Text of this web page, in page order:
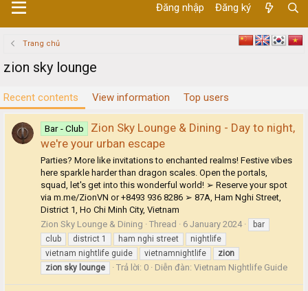
Đăng nhập Đăng ký
Trang chủ
zion sky lounge
Recent contents View information Top users
Bar - Club
Zion Sky Lounge & Dining - Day to night,
we're your urban escape
Parties? More like invitations to enchanted realms! Festive vibes
here sparkle harder than dragon scales. Open the portals,
squad, let's get into this wonderful world! ➢ Reserve your spot
via m.me/ZionVN or +8493 936 8286 ➢ 87A, Ham Nghi Street,
District 1, Ho Chi Minh City, Vietnam
Zion Sky Lounge & Dining
Thread 6 January 2024
bar
club
district 1 ham nghi street
nightlife
vietnam nightlife guide
vietnamnightlife
zion
zion sky lounge Trả lời: 0 Diễn đàn: Vietnam Nightlife Guide